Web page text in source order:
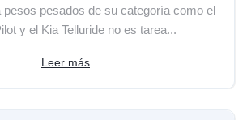
pesos pesados de su categoría como el
y el Kia Telluride no es tarea...
Leer más